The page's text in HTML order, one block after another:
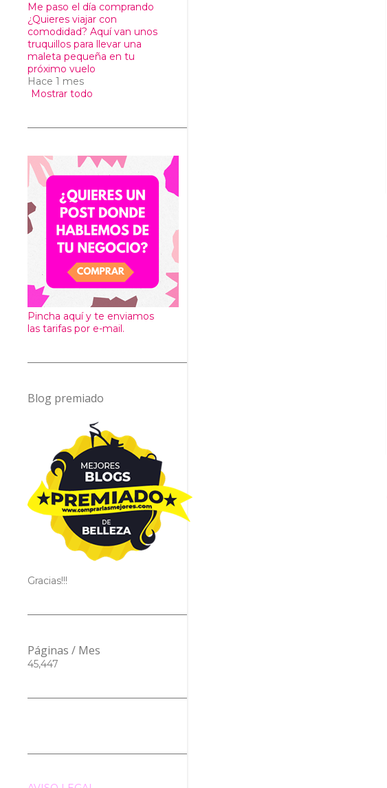
Me paso el día comprando
¿Quieres viajar con
comodidad? Aquí van unos
truquillos para llevar una
maleta pequeña en tu
próximo vuelo
Hace 1 mes
Mostrar todo
Pincha aquí y te enviamos
las tarifas por e-mail.
Blog premiado
Gracias!!!
Páginas / Mes
45,447